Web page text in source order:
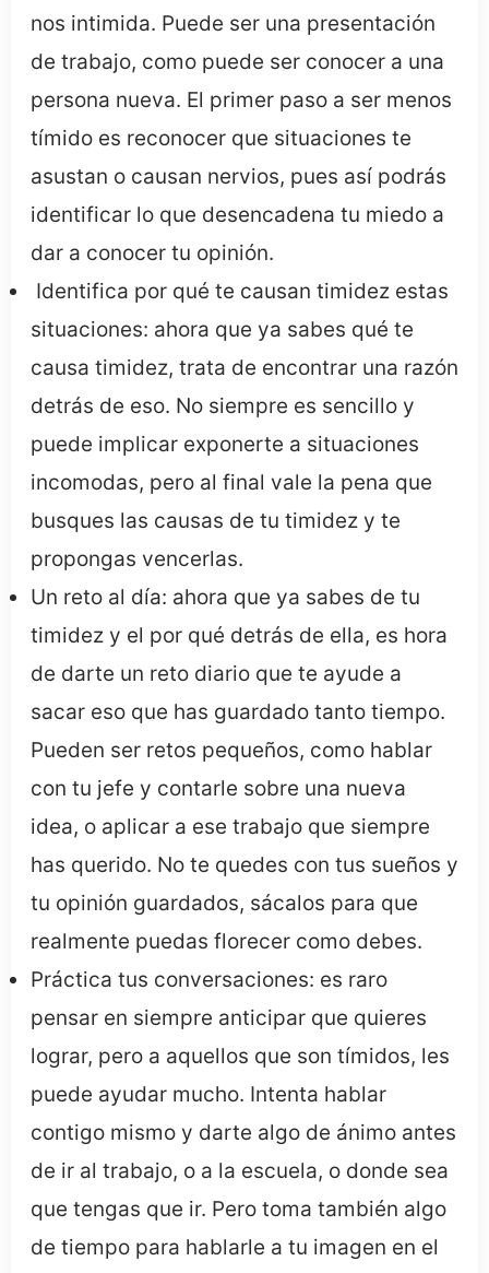
nos intimida. Puede ser una presentación
de trabajo, como puede ser conocer a una
persona nueva. El primer paso a ser menos
tímido es reconocer que situaciones te
asustan o causan nervios, pues así podrás
identificar lo que desencadena tu miedo a
dar a conocer tu opinión.
Identifica por qué te causan timidez estas
situaciones: ahora que ya sabes qué te
causa timidez, trata de encontrar una razón
detrás de eso. No siempre es sencillo y
puede implicar exponerte a situaciones
incomodas, pero al final vale la pena que
busques las causas de tu timidez y te
propongas vencerlas.
Un reto al día: ahora que ya sabes de tu
timidez y el por qué detrás de ella, es hora
de darte un reto diario que te ayude a
sacar eso que has guardado tanto tiempo.
Pueden ser retos pequeños, como hablar
con tu jefe y contarle sobre una nueva
idea, o aplicar a ese trabajo que siempre
has querido. No te quedes con tus sueños y
tu opinión guardados, sácalos para que
realmente puedas florecer como debes.
Práctica tus conversaciones: es raro
pensar en siempre anticipar que quieres
lograr, pero a aquellos que son tímidos, les
puede ayudar mucho. Intenta hablar
contigo mismo y darte algo de ánimo antes
de ir al trabajo, o a la escuela, o donde sea
que tengas que ir. Pero toma también algo
de tiempo para hablarle a tu imagen en el